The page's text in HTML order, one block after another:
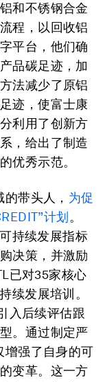
和不锈钢合金
程，以回收铝
平台，他们确
品碳足迹，加
法减少了原铝
迹，使富士康
利用了创新方
，给出了制造
优秀示范。
带头人， 为促
计划 。
持续发展指标
决策，并激励
已对35家核心
续发展培训。
入后续评估跟
。通过制定严
增强了自身的可
变革。这一方